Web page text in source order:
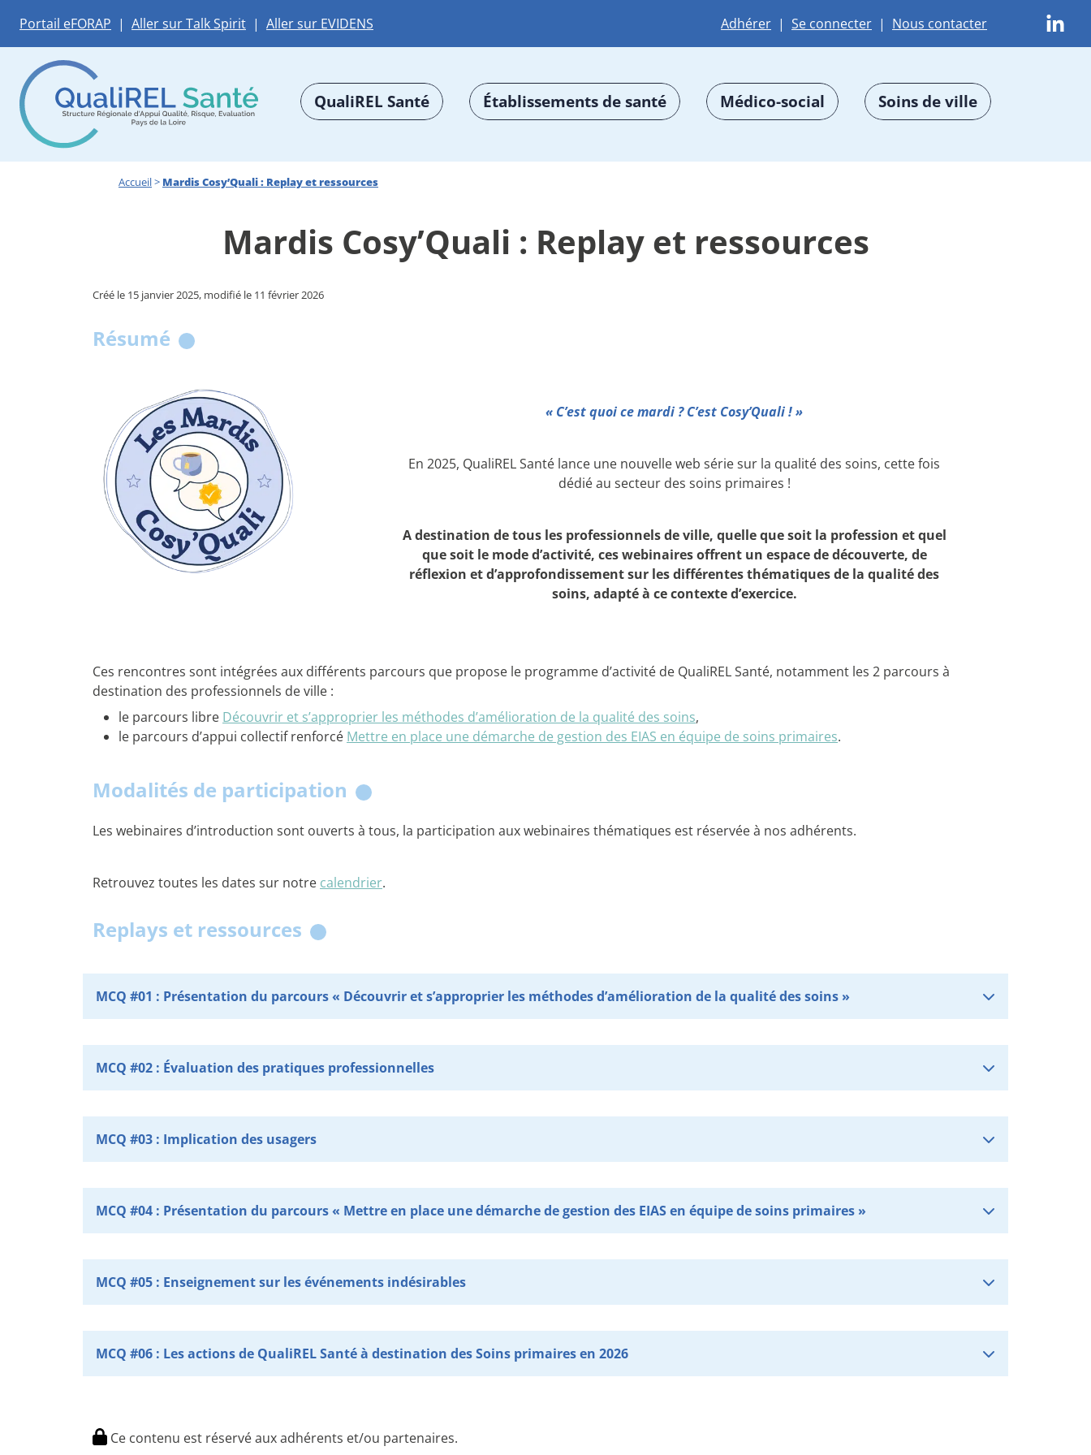
Portail eFORAP | Aller sur Talk Spirit | Aller sur EVIDENS Adhérer | Se connecter | Nous contacter
QualiREL Santé Établissements de santé Médico-social Soins de ville
Accueil> Mardis Cosy’Quali : Replay et ressources
Mardis Cosy’Quali : Replay et ressources
Créé le 15 janvier 2025, modifié le 11 février 2026
Résumé
« C’est quoi ce mardi ? C’est Cosy’Quali ! »
En 2025, QualiREL Santé lance une nouvelle web série sur la qualité des soins, cette fois
dédié au secteur des soins primaires !
A destination de tous les professionnels de ville, quelle que soit la profession et quel
que soit le mode d’activité, ces webinaires offrent un espace de découverte, de
réflexion et d’approfondissement sur les différentes thématiques de la qualité des
soins, adapté à ce contexte d’exercice.
Ces rencontres sont intégrées aux différents parcours que propose le programme d’activité de QualiREL Santé, notamment les 2 parcours à
destination des professionnels de ville :
le parcours libre Découvrir et s’approprier les méthodes d’amélioration de la qualité des soins,
le parcours d’appui collectif renforcé Mettre en place une démarche de gestion des EIAS en équipe de soins primaires.
Modalités de participation
Les webinaires d’introduction sont ouverts à tous, la participation aux webinaires thématiques est réservée à nos adhérents.
Retrouvez toutes les dates sur notre calendrier.
Replays et ressources
MCQ #01 : Présentation du parcours « Découvrir et s’approprier les méthodes d’amélioration de la qualité des soins »
MCQ #02 : Évaluation des pratiques professionnelles
MCQ #03 : Implication des usagers
MCQ #04 : Présentation du parcours « Mettre en place une démarche de gestion des EIAS en équipe de soins primaires »
MCQ #05 : Enseignement sur les événements indésirables
MCQ #06 : Les actions de QualiREL Santé à destination des Soins primaires en 2026
Ce contenu est réservé aux adhérents et/ou partenaires.